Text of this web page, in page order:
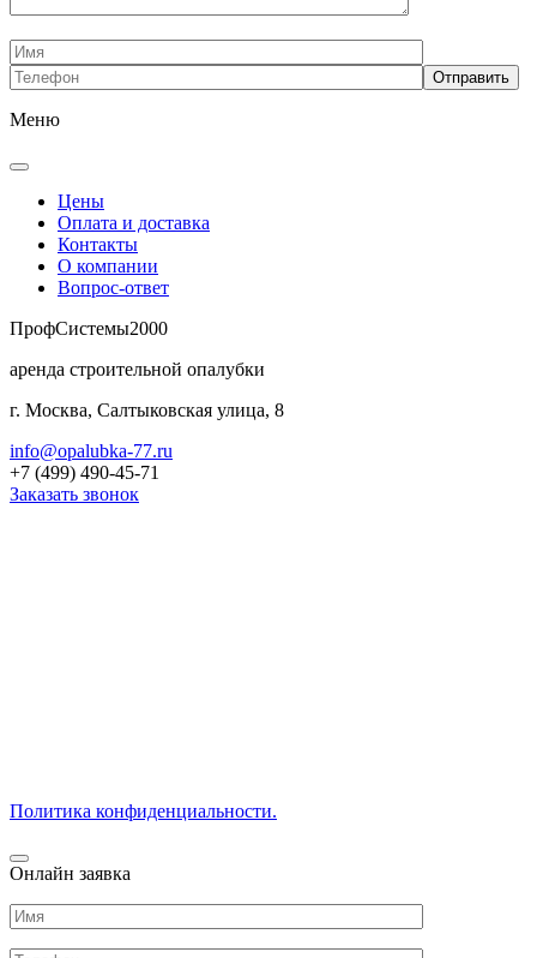
Меню
Цены
Оплата и доставка
Контакты
О компании
Вопрос-ответ
ПрофСистемы2000
аренда строительной опалубки
г. Москва, Салтыковская улица, 8
info@opalubka-77.ru
+7 (499) 490-45-71
Заказать звонок
Политика конфиденциальности.
Онлайн заявка